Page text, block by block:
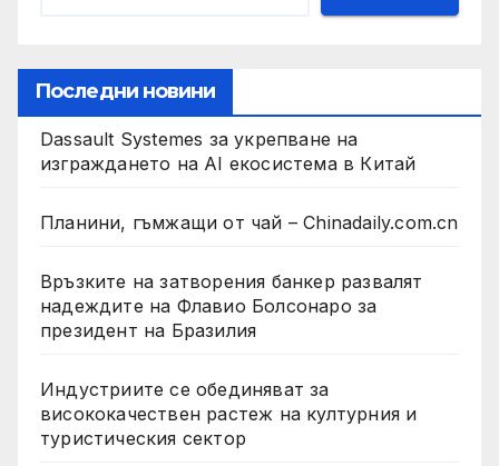
Последни новини
Dassault Systemes за укрепване на
изграждането на AI екосистема в Китай
Планини, гъмжащи от чай – Chinadaily.com.cn
Връзките на затворения банкер развалят
надеждите на Флавио Болсонаро за
президент на Бразилия
Индустриите се обединяват за
висококачествен растеж на културния и
туристическия сектор